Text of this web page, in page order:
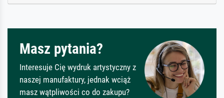
Masz pytania?
Interesuje Cię wydruk artystyczny z
naszej manufaktury, jednak wciąż
masz wątpliwości co do zakupu?